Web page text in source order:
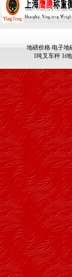
地磅价格 电子地
1吨叉车秤 1t